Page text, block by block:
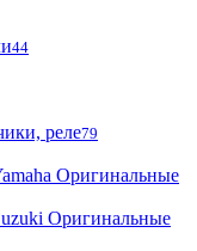
44
реле79
Оригинальные
Оригинальные